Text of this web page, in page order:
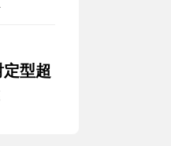
型超